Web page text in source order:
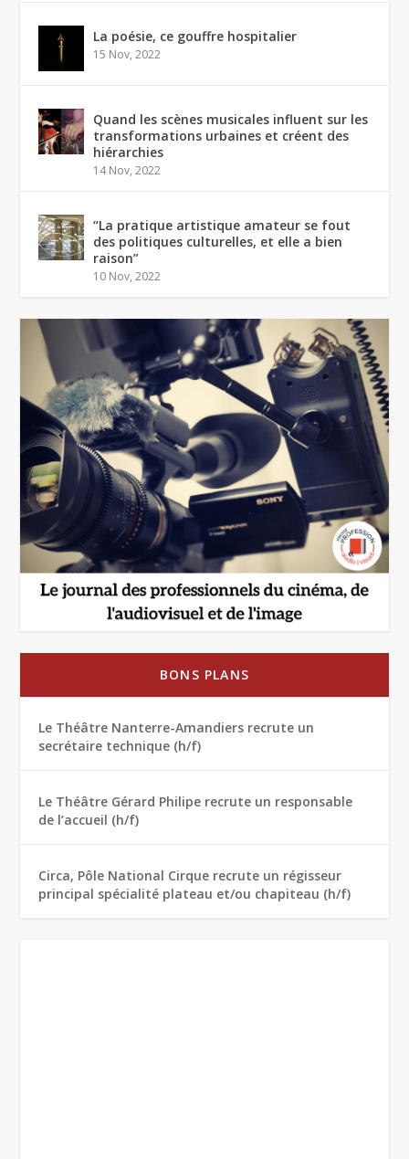
La poésie, ce gouffre hospitalier
15 Nov, 2022
Quand les scènes musicales influent sur les
transformations urbaines et créent des
hiérarchies
14 Nov, 2022
“La pratique artistique amateur se fout
des politiques culturelles, et elle a bien
raison”
10 Nov, 2022
BONS PLANS
Le Théâtre Nanterre-Amandiers recrute un
secrétaire technique (h/f)
Le Théâtre Gérard Philipe recrute un responsable
de l’accueil (h/f)
Circa, Pôle National Cirque recrute un régisseur
principal spécialité plateau et/ou chapiteau (h/f)